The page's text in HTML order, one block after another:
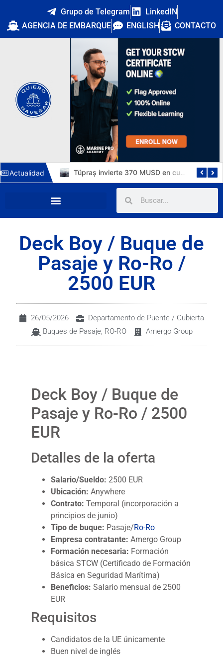
Grupo de Telegram
LinkedIN
AGENCIA DE EMBARQUE
ENGLISH CONTACTO
Actualidad
DryDel asegura cinco años de cobertura de K Line para sus cuatro nuevos capesize de 182.000 TPM Tüpraş invierte 370 MUSD en cuatro suezmax para Ditaş y triplicará su flota de crudo en 2029
Deck Boy / Buque de
Pasaje y Ro-Ro /
2500 EUR
26/05/2026
Departamento de Puente / Cubierta
Buques de Pasaje, RO-RO Amergo Group
Deck Boy / Buque de
Pasaje y Ro-Ro / 2500
EUR
Detalles de la oferta
Salario/Sueldo: 2500 EUR
Ubicación: Anywhere
Contrato: Temporal (incorporación a
principios de junio)
Tipo de buque: Pasaje/Ro-Ro
Empresa contratante: Amergo Group
Formación necesaria: Formación
básica STCW (Certificado de Formación
Básica en Seguridad Marítima)
Beneficios: Salario mensual de 2500
EUR
Requisitos
Candidatos de la UE únicamente
Buen nivel de inglés